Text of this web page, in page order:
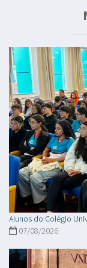
Alunos do Colégio
07/08/2026